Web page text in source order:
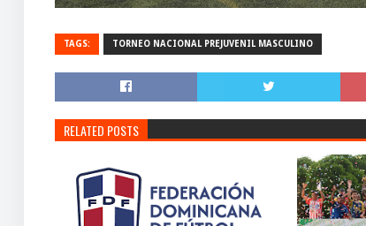
TAGS: TORNEO NACIONAL PREJUVENIL MASCULINO
RELATED POSTS